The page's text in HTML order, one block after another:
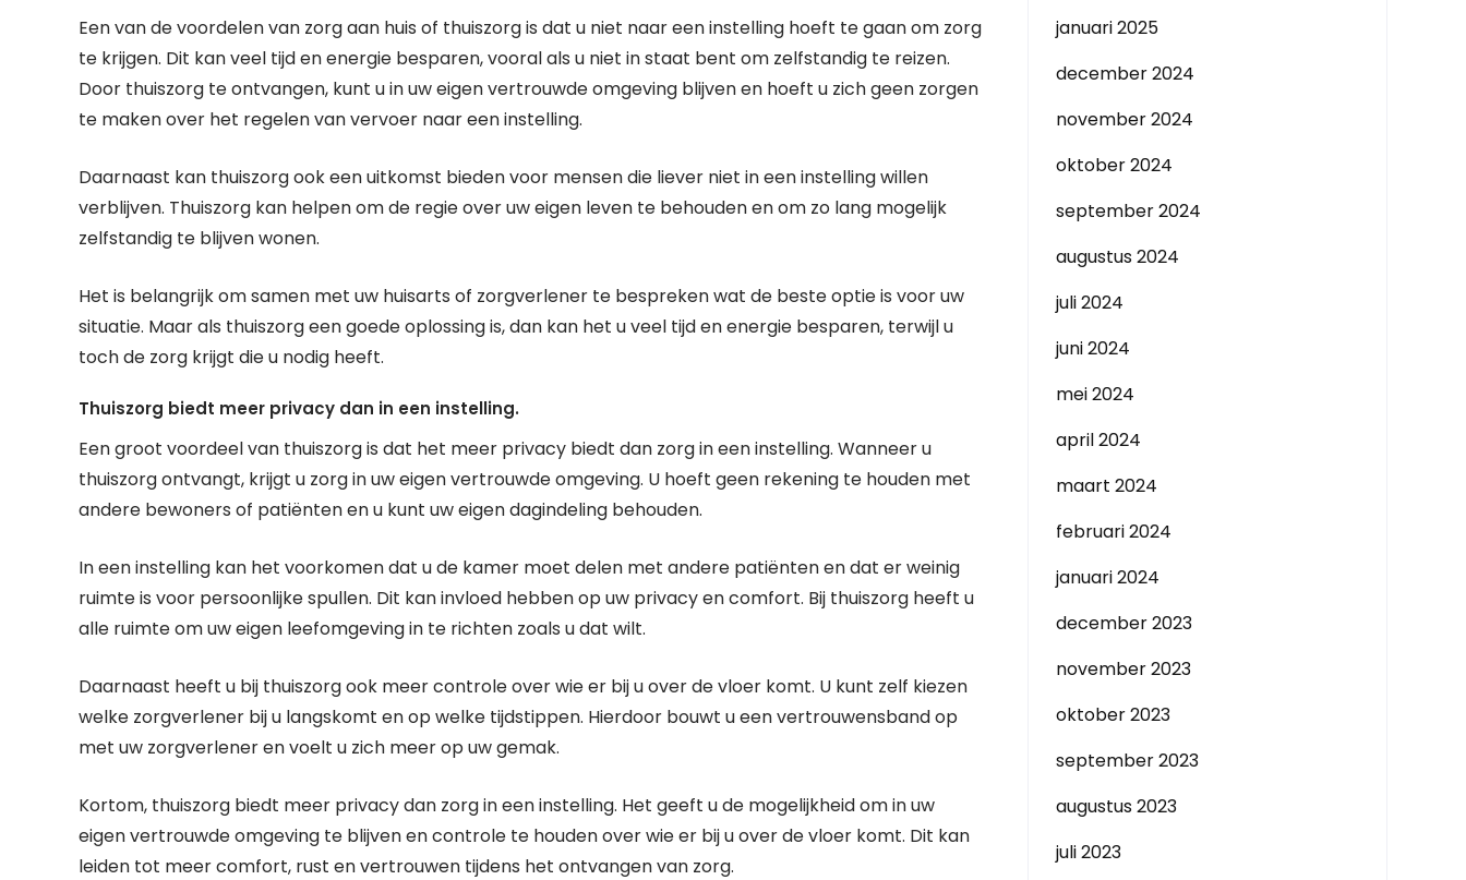
Een van de voordelen van zorg aan huis of thuiszorg is dat u niet naar een instelling hoeft te gaan om zorg
te krijgen. Dit kan veel tijd en energie besparen, vooral als u niet in staat bent om zelfstandig te reizen.
Door thuiszorg te ontvangen, kunt u in uw eigen vertrouwde omgeving blijven en hoeft u zich geen zorgen
te maken over het regelen van vervoer naar een instelling.
Daarnaast kan thuiszorg ook een uitkomst bieden voor mensen die liever niet in een instelling willen
verblijven. Thuiszorg kan helpen om de regie over uw eigen leven te behouden en om zo lang mogelijk
zelfstandig te blijven wonen.
Het is belangrijk om samen met uw huisarts of zorgverlener te bespreken wat de beste optie is voor uw
situatie. Maar als thuiszorg een goede oplossing is, dan kan het u veel tijd en energie besparen, terwijl u
toch de zorg krijgt die u nodig heeft.
Thuiszorg biedt meer privacy dan in een instelling.
Een groot voordeel van thuiszorg is dat het meer privacy biedt dan zorg in een instelling. Wanneer u
thuiszorg ontvangt, krijgt u zorg in uw eigen vertrouwde omgeving. U hoeft geen rekening te houden met
andere bewoners of patiënten en u kunt uw eigen dagindeling behouden.
In een instelling kan het voorkomen dat u de kamer moet delen met andere patiënten en dat er weinig
ruimte is voor persoonlijke spullen. Dit kan invloed hebben op uw privacy en comfort. Bij thuiszorg heeft u
alle ruimte om uw eigen leefomgeving in te richten zoals u dat wilt.
Daarnaast heeft u bij thuiszorg ook meer controle over wie er bij u over de vloer komt. U kunt zelf kiezen
welke zorgverlener bij u langskomt en op welke tijdstippen. Hierdoor bouwt u een vertrouwensband op
met uw zorgverlener en voelt u zich meer op uw gemak.
Kortom, thuiszorg biedt meer privacy dan zorg in een instelling. Het geeft u de mogelijkheid om in uw
eigen vertrouwde omgeving te blijven en controle te houden over wie er bij u over de vloer komt. Dit kan
leiden tot meer comfort, rust en vertrouwen tijdens het ontvangen van zorg.
januari 2025
december 2024
november 2024
oktober 2024
september 2024
augustus 2024
juli 2024
juni 2024
mei 2024
april 2024
maart 2024
februari 2024
januari 2024
december 2023
november 2023
oktober 2023
september 2023
augustus 2023
juli 2023